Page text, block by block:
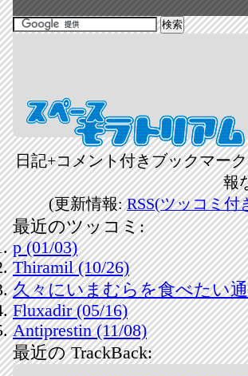
日記+コメント付きブックマー
報
(更新情報:RSS(ツッコミ付
最近のツッコミ:
p (01/03)
Thiramil (10/26)
久々にいまむらを食べたい
Fluxadir (05/16)
Antiprestin (11/08)
最近の TrackBack: